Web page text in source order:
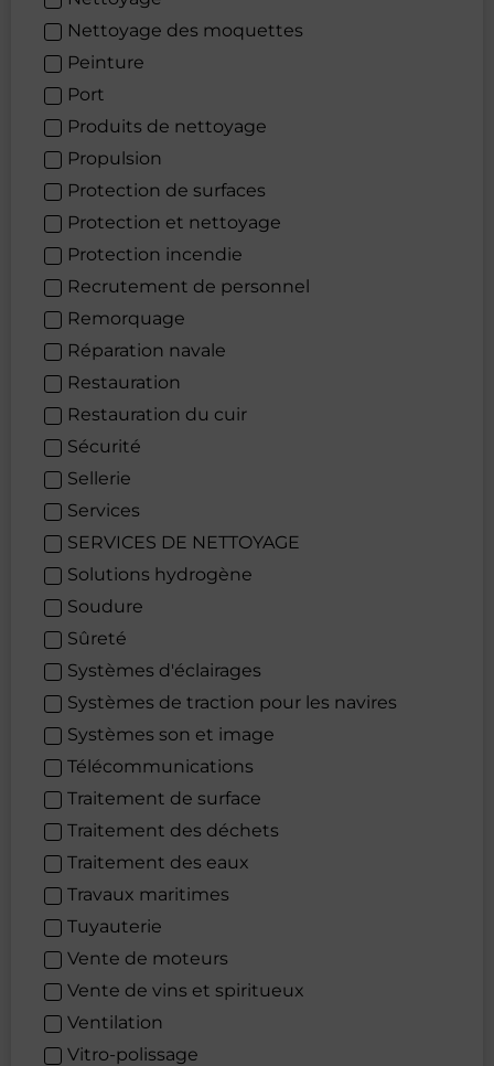
Nettoyage des moquettes
Peinture
Port
Produits de nettoyage
Propulsion
Protection de surfaces
Protection et nettoyage
Protection incendie
Recrutement de personnel
Remorquage
Réparation navale
Restauration
Restauration du cuir
Sécurité
Sellerie
Services
SERVICES DE NETTOYAGE
Solutions hydrogène
Soudure
Sûreté
Systèmes d'éclairages
Systèmes de traction pour les navires
Systèmes son et image
Télécommunications
Traitement de surface
Traitement des déchets
Traitement des eaux
Travaux maritimes
Tuyauterie
Vente de moteurs
Vente de vins et spiritueux
Ventilation
Vitro-polissage